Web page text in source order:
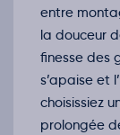
entre
la douceur
finesse des
s’apaise et
choisissiez
prolongée